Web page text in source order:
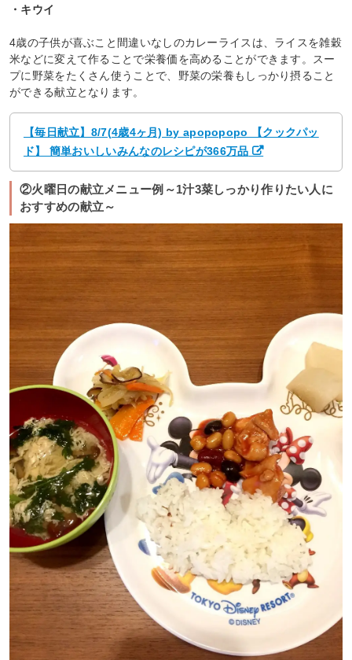
・キウイ
4歳の子供が喜ぶこと間違いなしのカレーライスは、ライスを雑穀
米などに変えて作ることで栄養価を高めることができます。スー
プに野菜をたくさん使うことで、野菜の栄養もしっかり摂ること
ができる献立となります。
【毎日献立】8/7(4歳4ヶ月) by apopopopo 【クックパッ
ド】 簡単おいしいみんなのレシピが366万品
②火曜日の献立メニュー例～1汁3菜しっかり作りたい人に
おすすめの献立～